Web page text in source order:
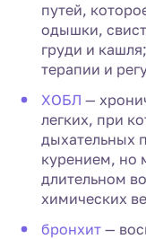
путей,
одышки,
груди и
терапии и
ХОБЛ —
легких, при
дыхательных
курением, но
длительном
химических
бронхит —